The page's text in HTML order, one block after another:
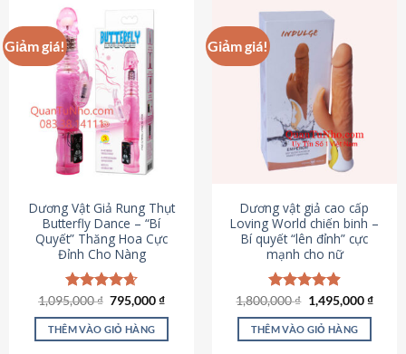
Giảm giá!
Dương Vật Giả Rung Thụt
Butterfly Dance – “Bí
Quyết” Thăng Hoa Cực
Đỉnh Cho Nàng
Được xếp
hạng4.65
5 sao
1,095,000₫ Giá
là:
1,095,000 ₫.
795,000₫Giá
tại
THÊM VÀO GIỎ HÀNG
Giảm giá!
Dương vật giả cao cấp
Loving World chiến binh –
Bí quyết “lên đỉnh” cực
mạnh cho nữ
Được xếp
hạng4.89
5 sao
1,800,000₫ Giá
gốc
là:
1,800,000 ₫.
1,495,000₫Giá
THÊM VÀO GIỎ HÀNG